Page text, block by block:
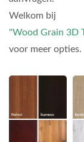
Welkom bij
"Wood Grain 3D
voor meer opties.